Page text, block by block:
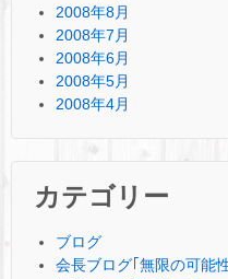
2008年8月
2008年7月
2008年6月
2008年5月
2008年4月
カテゴリー
ブログ
会長ブログ｢無限の可能